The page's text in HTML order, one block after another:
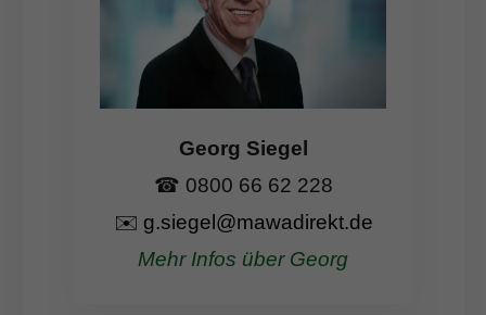
Georg Siegel
☎ 0800 66 62 228
✉️ g.siegel@mawadirekt.de
Mehr Infos über Georg